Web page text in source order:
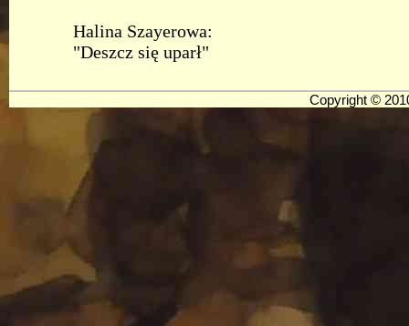
Halina Szayerowa:
"Deszcz się uparł"
Copyright ©